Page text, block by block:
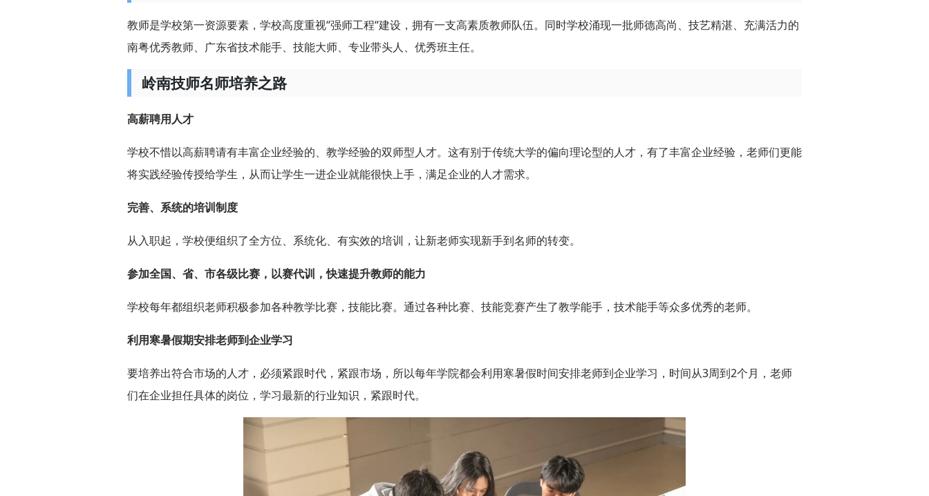
教师是学校第一资源要素，学校高度重视“强师工程“建设，拥有一支高素质教师队伍。同时学校涌现一批师德高尚、技艺精湛、充满活力的
南粤优秀教师、广东省技术能手、技能大师、专业带头人、优秀班主任。
岭南技师名师培养之路
高薪聘用人才
学校不惜以高薪聘请有丰富企业经验的、教学经验的双师型人才。这有别于传统大学的偏向理论型的人才，有了丰富企业经验，老师们更能
将实践经验传授给学生，从而让学生一进企业就能很快上手，满足企业的人才需求。
完善、系统的培训制度
从入职起，学校便组织了全方位、系统化、有实效的培训，让新老师实现新手到名师的转变。
参加全国、省、市各级比赛，以赛代训，快速提升教师的能力
学校每年都组织老师积极参加各种教学比赛，技能比赛。通过各种比赛、技能竞赛产生了教学能手，技术能手等众多优秀的老师。
利用寒暑假期安排老师到企业学习
要培养出符合市场的人才，必须紧跟时代，紧跟市场，所以每年学院都会利用寒暑假时间安排老师到企业学习，时间从3周到2个月，老师
们在企业担任具体的岗位，学习最新的行业知识，紧跟时代。